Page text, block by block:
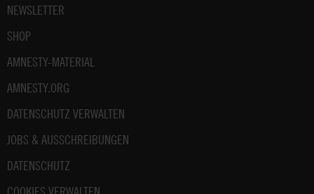
NEWSLETTER
SHOP
AMNESTY-MATERIAL
AMNESTY.ORG
DATENSCHUTZ VERWALTEN
JOBS & AUSSCHREIBUNGEN
DATENSCHUTZ